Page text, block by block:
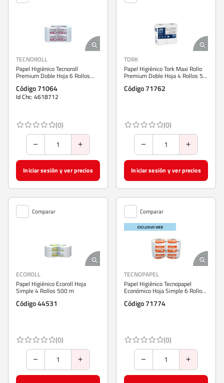
TECNOROLL
Papel Higiénico Tecnoroll
Premium Doble Hoja 6 Rollos
Código 71064
Id Chc: 4618712
(0)
Iniciar sesión y ver precios
TORK
Papel Higiénico Tork Maxi Rollo
Premium Doble Hoja 4 Rollos 50
Código 71762
(0)
Iniciar sesión y ver precios
Comparar
ECOROLL
Papel Higiénico Ecoroll Hoja
Simple 4 Rollos 500 m
Código 44531
(0)
Comparar
TECNOPAPEL
Papel Higiénico Tecnopapel
Económico Hoja Simple 6 Rollos
Código 71774
(0)